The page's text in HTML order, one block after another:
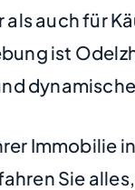
auch für
ist
Immobilie
Sie